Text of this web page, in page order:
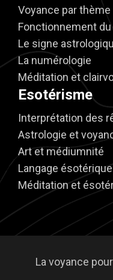
Voyance par thème
Fonctionnement
Le signe
La numérologie
Méditation et
Esotérisme
Interprétation des
Astrologie et
Art et médiumnité
Langage ésotérique
Méditation et
La voyance